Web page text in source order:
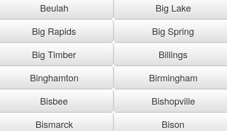
Beulah
Big Lake
Big Rapids
Big Spring
Big Timber
Billings
Binghamton
Birmingham
Bisbee
Bishopville
Bismarck
Bison